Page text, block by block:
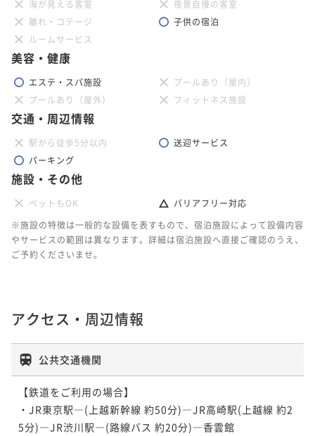
海が見える客室
夜景自慢の客室
離れ・コテージ
子供の宿泊
ルームサービス
美容・健康
エステ・スパ施設
プールあり（屋内）
プールあり（屋外）
フィットネス施設
交通・周辺情報
駅から徒歩5分以内
送迎サービス
パーキング
施設・その他
ペットもOK
バリアフリー対応
※施設の特徴は一般的な設備を表すもので、宿泊施設によって設備内容
やサービスの範囲は異なります。詳細は宿泊施設へ直接ご確認のうえ、
ご予約くださいませ。
アクセス・周辺情報
公共交通機関
【鉄道をご利用の場合】
・JR東京駅―(上越新幹線 約50分)―JR高崎駅(上越線 約2
5分)―JR渋川駅―(路線バス 約20分)―香雲館